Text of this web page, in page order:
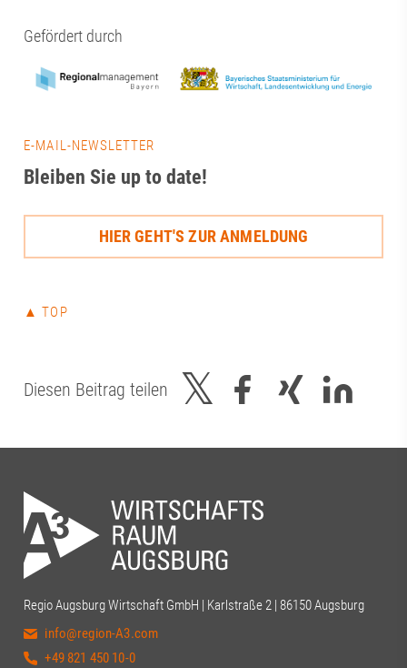
Gefördert durch
E-MAIL-NEWSLETTER
Bleiben Sie up to date!
HIER GEHT'S ZUR ANMELDUNG
▲ TOP
Diesen Beitrag teilen
Regio Augsburg Wirtschaft GmbH | Karlstraße 2 | 86150 Augsburg
info@region-A3.com
+49 821 450 10-0